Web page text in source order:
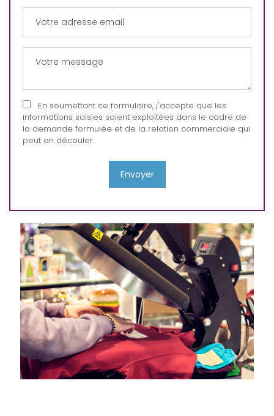
En soumettant ce formulaire, j'accepte que les
informations saisies soient exploitées dans le cadre de
la demande formulée et de la relation commerciale qui
peut en découler.